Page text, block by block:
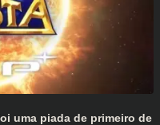
uma piada de primeiro de